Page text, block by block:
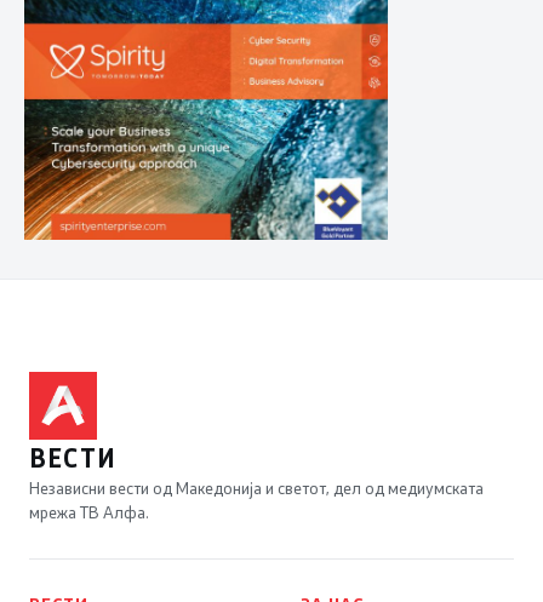
ВЕСТИ
Независни вести од Македонија и светот, дел од медиумската
мрежа ТВ Алфа.